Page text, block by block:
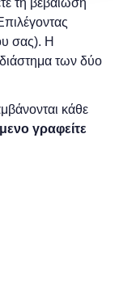
τη βεβαίωση
σας). Η
διάστημα των δύο
κάθε
γραφείτε